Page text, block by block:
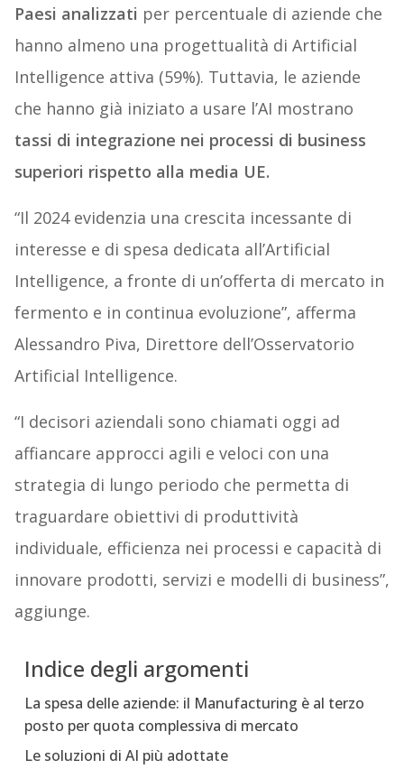
Paesi analizzati per percentuale di aziende che
hanno almeno una progettualità di Artificial
Intelligence attiva (59%). Tuttavia, le aziende
che hanno già iniziato a usare l’AI mostrano
tassi di integrazione nei processi di business
superiori rispetto alla media UE.
“Il 2024 evidenzia una crescita incessante di
interesse e di spesa dedicata all’Artificial
Intelligence, a fronte di un’offerta di mercato in
fermento e in continua evoluzione”, afferma
Alessandro Piva, Direttore dell’Osservatorio
Artificial Intelligence.
“I decisori aziendali sono chiamati oggi ad
affiancare approcci agili e veloci con una
strategia di lungo periodo che permetta di
traguardare obiettivi di produttività
individuale, efficienza nei processi e capacità di
innovare prodotti, servizi e modelli di business”,
aggiunge.
Indice degli argomenti
La spesa delle aziende: il Manufacturing è al terzo
posto per quota complessiva di mercato
Le soluzioni di AI più adottate